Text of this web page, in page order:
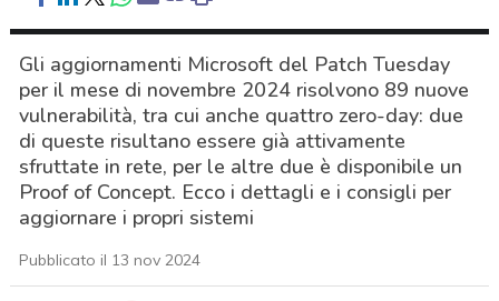
Gli aggiornamenti Microsoft del Patch Tuesday
per il mese di novembre 2024 risolvono 89 nuove
vulnerabilità, tra cui anche quattro zero-day: due
di queste risultano essere già attivamente
sfruttate in rete, per le altre due è disponibile un
Proof of Concept. Ecco i dettagli e i consigli per
aggiornare i propri sistemi
Pubblicato il 13 nov 2024